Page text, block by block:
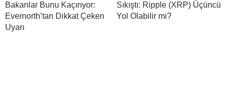
Bakanlar Bunu Kaçırıyor:
Evernorth’tan Dikkat Çeken
Uyarı
Sıkıştı: Ripple (XRP) Üçüncü
Yol Olabilir mi?